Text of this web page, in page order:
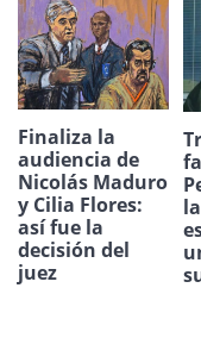
Finaliza la
audiencia de
Nicolás Maduro
y Cilia Flores:
así fue la
decisión del
juez